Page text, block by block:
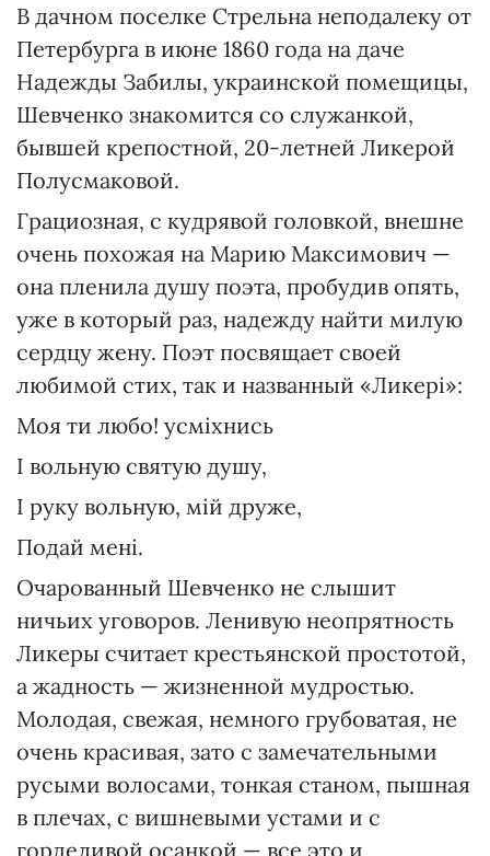
В дачном поселке Стрельна неподалеку от
Петербурга в июне 1860 года на даче
Надежды Забилы, украинской помещицы,
Шевченко знакомится со служанкой,
бывшей крепостной, 20-летней Ликерой
Полусмаковой.
Грациозная, с кудрявой головкой, внешне
очень похожая на Марию Максимович —
она пленила душу поэта, пробудив опять,
уже в который раз, надежду найти милую
сердцу жену. Поэт посвящает своей
любимой стих, так и названный «Ликері»:
Моя ти любо! усміхнись
І вольную святую душу,
І руку вольную, мій друже,
Подай мені.
Очарованный Шевченко не слышит
ничьих уговоров. Ленивую неопрятность
Ликеры считает крестьянской простотой,
а жадность — жизненной мудростью.
Молодая, свежая, немного грубоватая, не
очень красивая, зато с замечательными
русыми волосами, тонкая станом, пышная
в плечах, с вишневыми устами и с
горделивой осанкой — все это и